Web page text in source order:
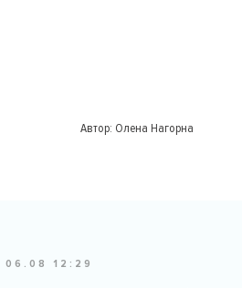
Автор: Олена Нагорна
06.08 12:29